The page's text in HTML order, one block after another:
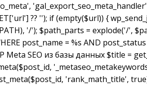
?? ''); if (empty($url)) {
'/'); $path_parts = explode('/',
post_name = %s AND
SEO из базы данных $title =
'rank_math_title',